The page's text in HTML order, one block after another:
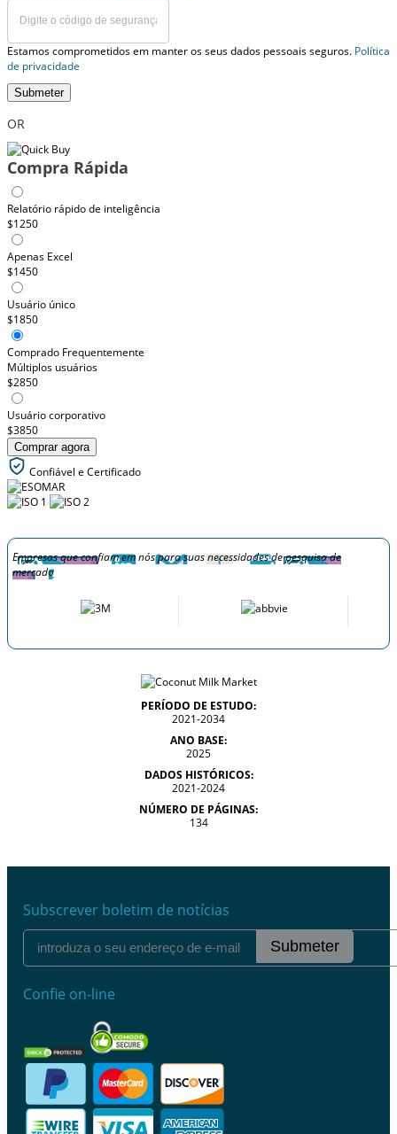
Estamos comprometidos em manter os seus dados pessoais seguros. Política
de privacidade
Submeter
OR
Compra Rápida
Relatório rápido de inteligência
$1250
Apenas Excel
$1450
Usuário único
$1850
Comprado Frequentemente
Múltiplos usuários
$2850
Usuário corporativo
$3850
Comprar agora
Confiável e Certificado
Empresas que confiam em nós para suas necessidades de pesquisa de
mercado
PERÍODO DE ESTUDO:
2021-2034
ANO BASE:
2025
DADOS HISTÓRICOS:
2021-2024
NÚMERO DE PÁGINAS:
134
Subscrever boletim de notícias
Submeter
Confie on-line